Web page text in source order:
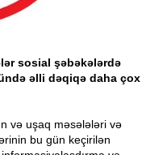
sosial şəbəkələrdə
əlli dəqiqə daha çox
və uşaq məsələləri və
bu gün keçirilən